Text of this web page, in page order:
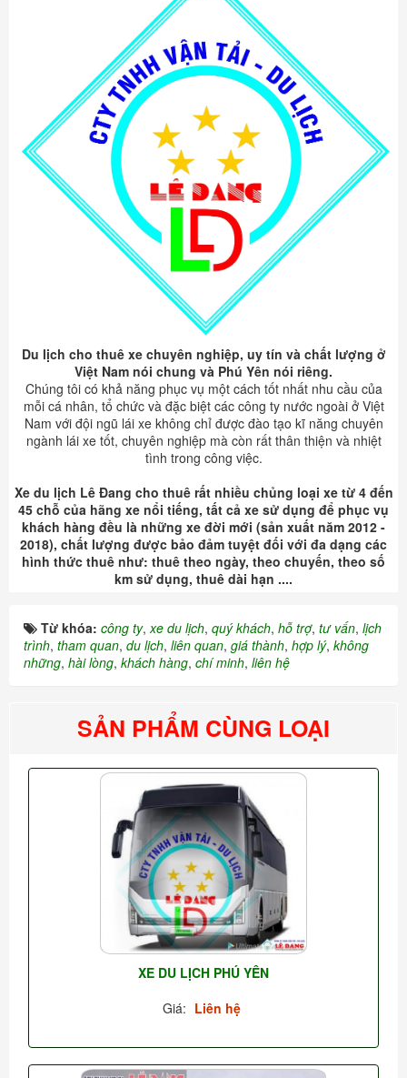
Du lịch cho thuê xe chuyên nghiệp, uy tín và chất lượng ở
Việt Nam nói chung và Phú Yên nói riêng.
Chúng tôi có khả năng phục vụ một cách tốt nhất nhu cầu của
mỗi cá nhân, tổ chức và đặc biệt các công ty nước ngoài ở Việt
Nam với đội ngũ lái xe không chỉ được đào tạo kĩ năng chuyên
ngành lái xe tốt, chuyên nghiệp mà còn rất thân thiện và nhiệt
tình trong công việc.
Xe du lịch Lê Đang cho thuê rất nhiều chủng loại xe từ 4 đến
45 chỗ của hãng xe nổi tiếng, tất cả xe sử dụng để phục vụ
khách hàng đều là những xe đời mới (sản xuất năm 2012 -
2018), chất lượng được bảo đảm tuyệt đối với đa dạng các
hình thức thuê như: thuê theo ngày, theo chuyến, theo số
km sử dụng, thuê dài hạn ....
Từ khóa: công ty,xe du lịch, quý khách, hỗ trợ, tư vấn, lịch
trình, tham quan, du lịch, liên quan, giá thành, hợp lý, không
những, hài lòng, khách hàng, chí minh, liên hệ
SẢN PHẨM CÙNG LOẠI
XE DU LỊCH PHÚ YÊN
Giá: Liên hệ